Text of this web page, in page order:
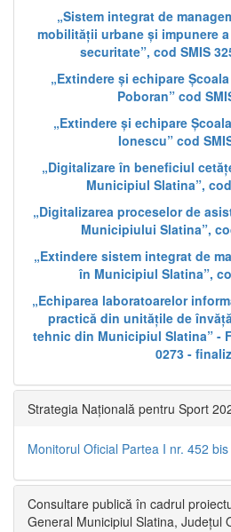
„Sistem integrat de
mobilității urbane și impunere
securitate”, cod SMIS
„Extindere și echipare
Poboran” cod
„Extindere și echipare
Ionescu” cod
„Digitalizare în beneficiul
Municipiul Slatina”,
„Digitalizarea proceselor de
Municipiului Slatina”,
„Extindere sistem integrat de
în Municipiul Slatina”,
„Echiparea laboratoarelor
practică din unitățile de
tehnic din Municipiul Slatina” -
0273 -
Strategia Națională pentru Sport
Monitorul Oficial Partea I nr. 452 bis
Consultare publică în cadrul
General Municipiul Slatina, Județul